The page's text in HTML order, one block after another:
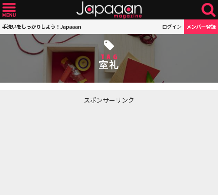
手洗いをしっかりしよう！Japaaan ログイン メンバー登録
TAG
室礼
スポンサーリンク